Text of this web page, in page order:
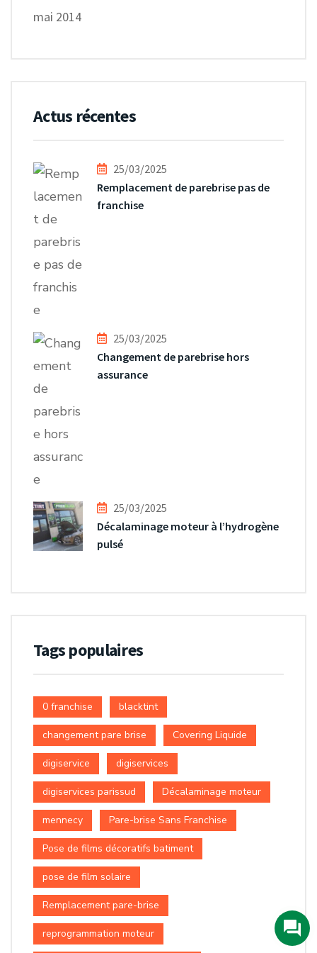
mai 2014
Actus récentes
25/03/2025
Remplacement de parebrise pas de
franchise
25/03/2025
Changement de parebrise hors
assurance
25/03/2025
Décalaminage moteur à l’hydrogène
pulsé
Tags populaires
0 franchise blacktint
changement pare brise Covering Liquide
digiservice digiservices
digiservices parissud Décalaminage moteur
mennecy Pare-brise Sans Franchise
Pose de films décoratifs batiment
pose de film solaire
Remplacement pare-brise
reprogrammation moteur